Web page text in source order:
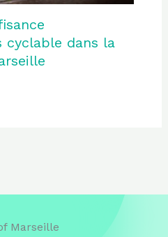
cyclable dans la
Marseille